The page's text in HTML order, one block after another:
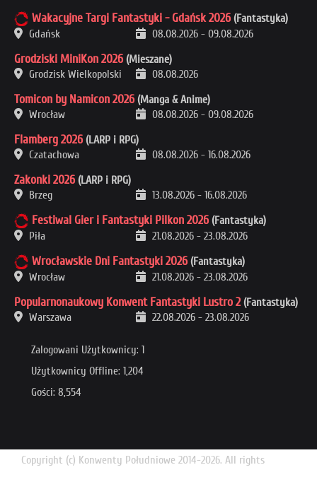
Wakacyjne Targi Fantastyki - Gdańsk 2026 (Fantastyka)
Gdańsk
08.08.2026 - 09.08.2026
Grodziski MiniKon 2026 (Mieszane)
Grodzisk Wielkopolski
08.08.2026
Tomicon by Namicon 2026 (Manga & Anime)
Wrocław
08.08.2026 - 09.08.2026
Flamberg 2026 (LARP i RPG)
Czatachowa
08.08.2026 - 16.08.2026
Zakonki 2026 (LARP i RPG)
Brzeg
13.08.2026 - 16.08.2026
Festiwal Gier i Fantastyki Pilkon 2026 (Fantastyka)
Piła
21.08.2026 - 23.08.2026
Wrocławskie Dni Fantastyki 2026 (Fantastyka)
Wrocław
21.08.2026 - 23.08.2026
Popularnonaukowy Konwent Fantastyki Lustro 2 (Fantastyka)
Warszawa
22.08.2026 - 23.08.2026
Zalogowani Użytkownicy: 1
Użytkownicy Offline: 1,204
Gości: 8,554
Copyright (c) Konwenty Południowe 2014-2026. All rights